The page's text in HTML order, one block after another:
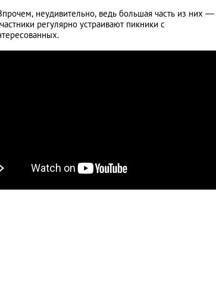
неудивительно, ведь большая часть из них —
регулярно устраивают пикники с